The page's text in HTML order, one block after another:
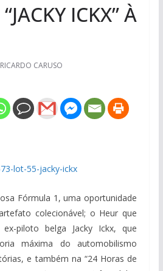
ICKX” À
RICARDO CARUSO
Fórmula 1, uma oportunidade
colecionável; o Heur que
piloto belga Jacky Ickx, que
máxima do automobilismo
e também na “24 Horas de